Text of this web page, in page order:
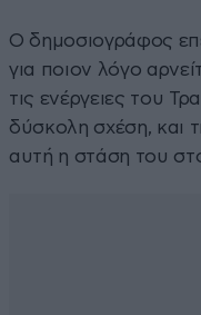
Ο δημοσιογράφος
για ποιον λόγο
τις ενέργειες του
δύσκολη σχέση, και
αυτή η στάση του